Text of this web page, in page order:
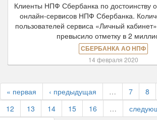
Клиенты НПФ Сбербанка по достоинству
онлайн-сервисов НПФ Сбербанка.
пользователей сервиса «Личный
превысило отметку в 2
СБЕРБАНКА АО НПФ
14 февраля 2020
« первая ‹ предыдущая … 7 8
12
13 14 15 16 …